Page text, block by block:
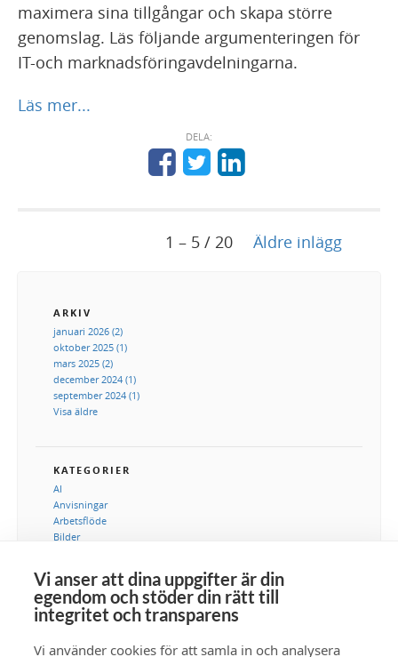
Vi anser att dina uppgifter är din
egendom och stöder din rätt till
integritet och transparens
Vi använder cookies för att samla in och analysera
maximera sina tillgångar och skapa större
genomslag. Läs följande argumenteringen för
IT-och marknadsföringavdelningarna.
Läs mer...
DELA:
1 – 5 / 20 Äldre inlägg
ARKIV
januari 2026 (2)
oktober 2025 (1)
mars 2025 (2)
december 2024 (1)
september 2024 (1)
Visa äldre
KATEGORIER
AI
Anvisningar
Arbetsflöde
Bilder
Integration
IT-avdelning
Kommunikation
Metadata